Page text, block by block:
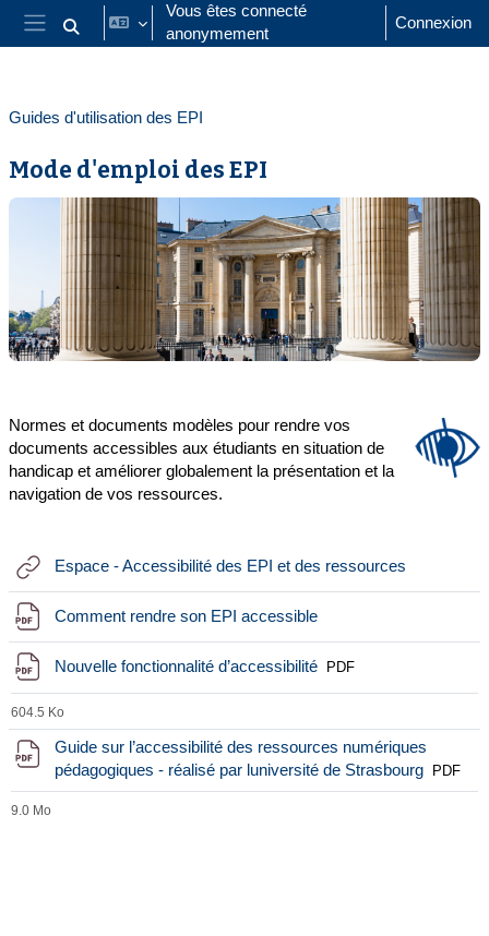
Passer au contenu principal
Panneau latéral
Activer/désactiver la saisie de recherche
Vous êtes connecté
anonymement
Connexion
Guides d'utilisation des EPI
Mode d'emploi des EPI
Normes et documents modèles pour rendre vos
documents accessibles aux étudiants en situation de
handicap et améliorer globalement la présentation et la
navigation de vos ressources.
Espace - Accessibilité des EPI et des ressources
Comment rendre son EPI accessible
Nouvelle fonctionnalité d’accessibilité Fichier
PDF
604.5 Ko
Guide sur l’accessibilité des ressources numériques
pédagogiques - réalisé par luniversité de Strasbourg Fichier
PDF
9.0 Mo